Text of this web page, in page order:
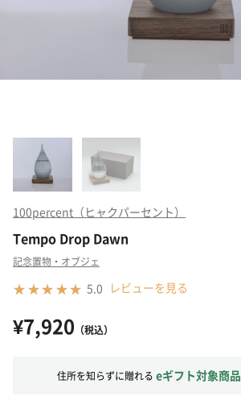
100percent（ヒャクパーセント）
Tempo Drop Dawn
記念置物・オブジェ
5.0 レビューを見る
¥7,920 （税込）
住所を知らずに贈れる eギフト対象商品